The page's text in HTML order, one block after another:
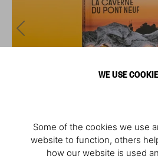
WE USE
Some of the cookies we use
website to function, others
how our website is used